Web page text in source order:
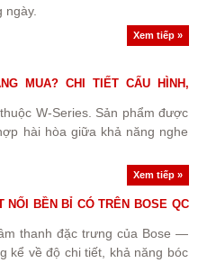
ngày.
Xem tiếp »
MUA? CHI TIẾT CẤU HÌNH,
W-Series. Sản phẩm được
hài hòa giữa khả năng nghe
Xem tiếp »
NỐI BỀN BỈ CÓ TRÊN BOSE QC
thanh đặc trưng của Bose —
kể về độ chi tiết, khả năng bóc